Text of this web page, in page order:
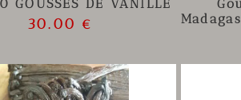
GOUSSES DE VANILLE
30.00 €